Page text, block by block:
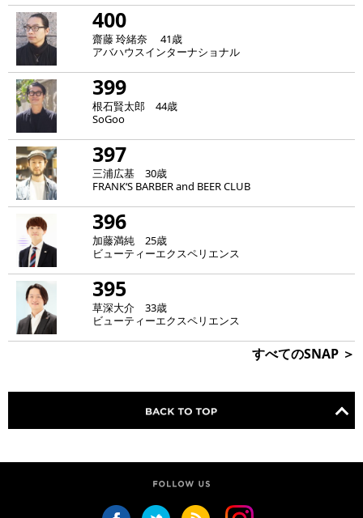
400
齋藤 玲緒奈 41歳
アバハウスインターナショナル
399
根石賢太郎 44歳
SoGoo
397
三浦広基 30歳
FRANK‘S BARBER and BEER CLUB
396
加藤満純 25歳
ビューティーエクスペリエンス
395
草深大介 33歳
ビューティーエクスペリエンス
すべてのSNAP ＞